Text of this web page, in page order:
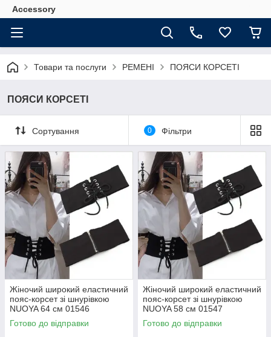
Accessory
Товари та послуги РЕМЕНІ ПОЯСИ КОРСЕТІ
ПОЯСИ КОРСЕТІ
Сортування 0 Фільтри
Жіночий широкий еластичний
пояс-корсет зі шнурівкою
NUOYA 64 см 01546
Готово до відправки
Жіночий широкий еластичний
пояс-корсет зі шнурівкою
NUOYA 58 см 01547
Готово до відправки